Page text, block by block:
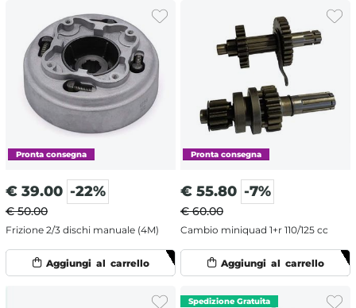
€ 39.00 -22%
€ 50.00
Frizione 2/3 dischi manuale (4M)
€ 55.80 -7%
€ 60.00
Cambio miniquad 1+r 110/125 cc